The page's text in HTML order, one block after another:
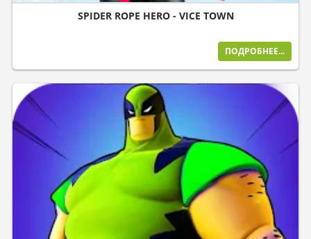
SPIDER ROPE HERO - VICE TOWN
ПОДРОБНЕЕ...